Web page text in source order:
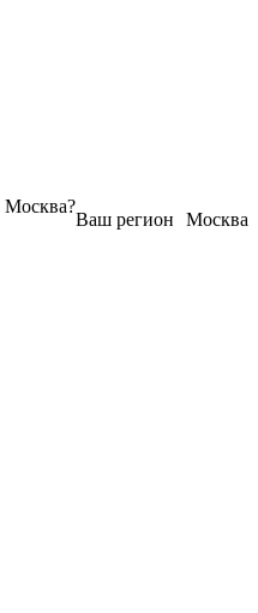
Москва
Ваш регион
Москва?